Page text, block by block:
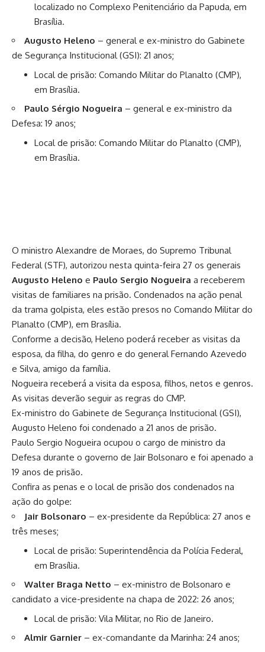
localizado no Complexo Penitenciário da Papuda, em
Brasília.
Augusto Heleno – general e ex-ministro do Gabinete
de Segurança Institucional (GSI): 21 anos;
Local de prisão: Comando Militar do Planalto (CMP),
em Brasília.
Paulo Sérgio Nogueira – general e ex-ministro da
Defesa: 19 anos;
Local de prisão: Comando Militar do Planalto (CMP),
em Brasília.
O ministro Alexandre de Moraes, do Supremo Tribunal
Federal (STF), autorizou nesta quinta-feira 27 os generais
Augusto Heleno e Paulo Sergio Nogueira a receberem
visitas de familiares na prisão. Condenados na ação penal
da trama golpista, eles estão presos no Comando Militar do
Planalto (CMP), em Brasília.
Conforme a decisão, Heleno poderá receber as visitas da
esposa, da filha, do genro e do general Fernando Azevedo
e Silva, amigo da família.
Nogueira receberá a visita da esposa, filhos, netos e genros.
As visitas deverão seguir as regras do CMP.
Ex-ministro do Gabinete de Segurança Institucional (GSI),
Augusto Heleno foi condenado a 21 anos de prisão.
Paulo Sergio Nogueira ocupou o cargo de ministro da
Defesa durante o governo de Jair Bolsonaro e foi apenado a
19 anos de prisão.
Confira as penas e o local de prisão dos condenados na
ação do golpe:
Jair Bolsonaro – ex-presidente da República: 27 anos e
três meses;
Local de prisão: Superintendência da Polícia Federal,
em Brasília.
Walter Braga Netto – ex-ministro de Bolsonaro e
candidato a vice-presidente na chapa de 2022: 26 anos;
Local de prisão: Vila Militar, no Rio de Janeiro.
Almir Garnier – ex-comandante da Marinha: 24 anos;